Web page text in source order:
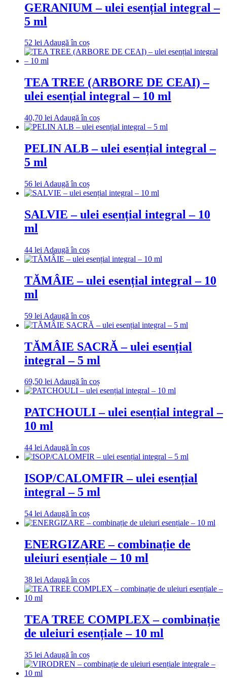
GERANIUM – ulei esențial integral –
5 ml
52 leiAdaugă în coș
TEA TREE (ARBORE DE CEAI) –
ulei esențial integral – 10 ml
40,70 lei Adaugă în coș
PELIN ALB – ulei esențial integral –
5 ml
56 lei Adaugă în coș
SALVIE – ulei esențial integral – 10
ml
44 lei Adaugă în coș
TĂMÂIE – ulei esențial integral – 10
ml
59 lei Adaugă în coș
TĂMÂIE SACRĂ – ulei esențial
integral – 5 ml
69,50 leiAdaugă în coș
PATCHOULI – ulei esențial integral –
10 ml
44 lei Adaugă în coș
ISOP/CALOMFIR – ulei esențial
integral – 5 ml
54 lei Adaugă în coș
ENERGIZARE – combinație de
uleiuri esențiale – 10 ml
38 lei Adaugă în coș
TEA TREE COMPLEX – combinație
de uleiuri esențiale – 10 ml
35 lei Adaugă în coș